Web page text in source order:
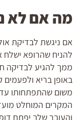
מה אם לא
להניח שהרופא ישלח
ממך להגיע לבדיקה
באופן בריא
משום שהתפתחותו
המקרים המוחלט
והעובר שלך יפתח